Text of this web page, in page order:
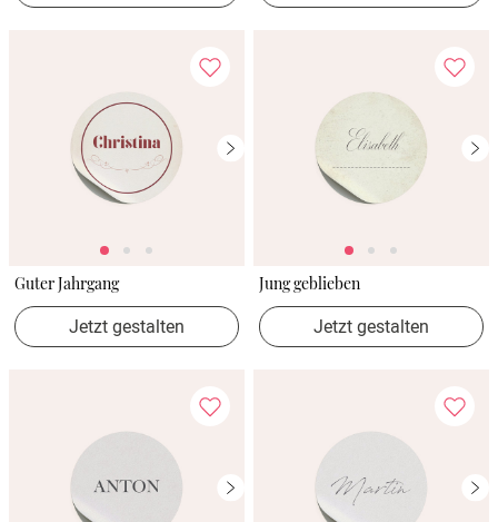
Guter Jahrgang
Jetzt gestalten
Jung geblieben
Jetzt gestalten